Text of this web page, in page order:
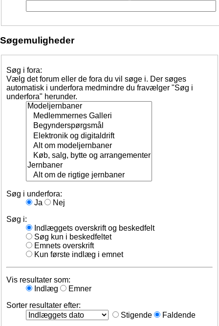
Søgemuligheder
Søg i fora:
Vælg det forum eller de fora du vil søge i. Der søges
automatisk i underfora medmindre du fravælger "Søg i
underfora" herunder.
Søg i underfora:
Ja
Nej
Søg i:
Indlæggets overskrift og beskedfelt
Søg kun i beskedfeltet
Emnets overskrift
Kun første indlæg i emnet
Vis resultater som:
Indlæg
Emner
Sorter resultater efter:
Stigende
Faldende